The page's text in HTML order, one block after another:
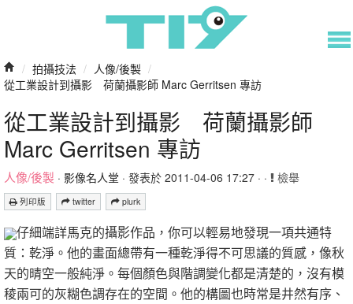
/ 拍攝技法 / 人像/後製 /
從工業設計到攝影 荷蘭攝影師 Marc Gerritsen 專訪
從工業設計到攝影 荷蘭攝影師
Marc Gerritsen 專訪
人像/後製 · 影像名人堂 · 發表於 2011-04-06 17:27 · · 檢舉
列印版 twitter plurk
仔細端詳馬克的攝影作品，你可以輕易地發現一項共通特
質：乾淨。他的畫面總帶有一種乾淨得不可思議的質感，像秋
天的晴空一般純淨。每個顏色與階調變化都是清楚的，沒有模
稜兩可的灰糊色調存在的空間。他的構圖也時常是井然有序、